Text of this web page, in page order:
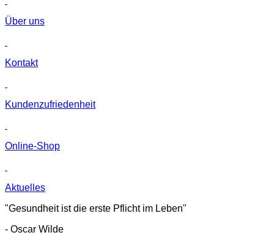
Über uns
Kontakt
Kunden­zufriedenheit
Online-Shop
Aktuelles
"Gesundheit ist die erste Pflicht im Leben"
- Oscar Wilde